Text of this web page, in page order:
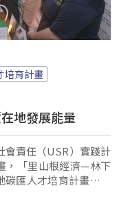
培育計畫
地發展能量
會責任（USR）實踐計
，「里山根經濟—林下
匯人才培育計畫」，
作經驗，並因應氣候
霧台鄉就有不錯的成